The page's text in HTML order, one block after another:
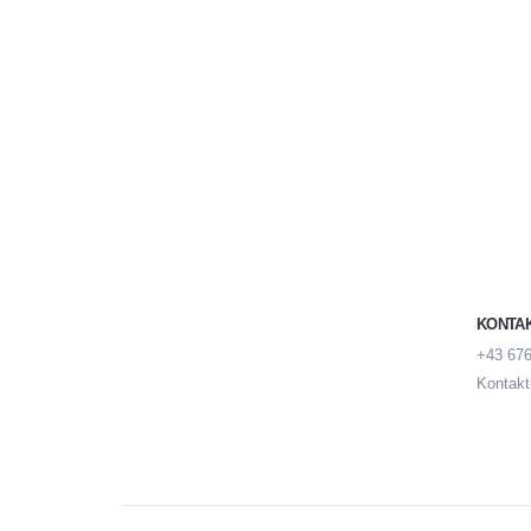
+43